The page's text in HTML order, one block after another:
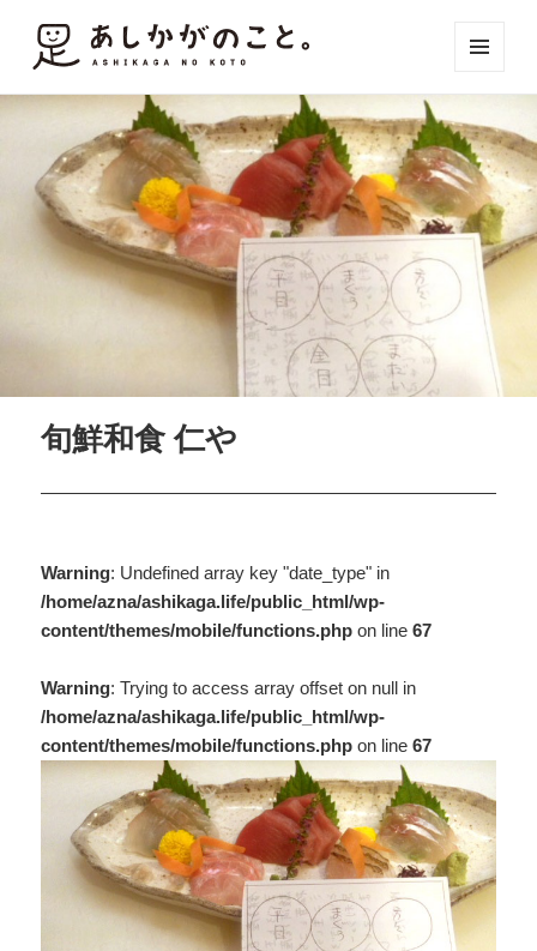
ィジェ
ット
旬鮮和食 仁や
Warning: Undefined array key "date_type" in
/home/azna/ashikaga.life/public_html/wp-
content/themes/mobile/functions.php on line67
Warning: Trying to access array offset on null in
/home/azna/ashikaga.life/public_html/wp-
content/themes/mobile/functions.php on line67